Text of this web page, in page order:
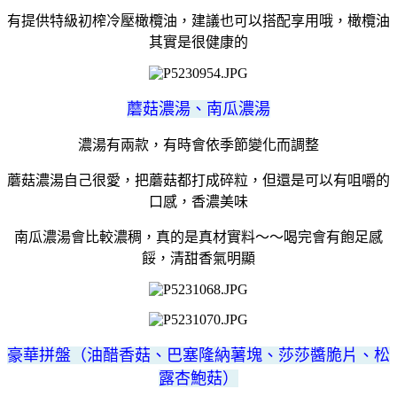
有提供特級初榨冷壓橄欖油，建議也可以搭配享用哦，橄欖油
其實是很健康的
蘑菇濃湯、南瓜濃湯
濃湯有兩款，有時會依季節變化而調整
蘑菇濃湯自己很愛，把蘑菇都打成碎粒，但還是可以有咀嚼的
口感，香濃美味
南瓜濃湯會比較濃稠，真的是真材實料～～喝完會有飽足感
餒，清甜香氣明顯
豪華拼盤（油醋香菇、巴塞隆納薯塊、莎莎醬脆片、松
露杏鮑菇）